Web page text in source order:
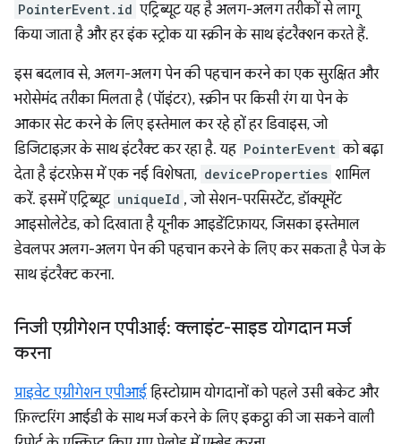
PointerEvent.id एट्रिब्यूट यह है अलग-अलग तरीकों से लागू
किया जाता है और हर इंक स्ट्रोक या स्क्रीन के साथ इंटरैक्शन करते हैं.
इस बदलाव से, अलग-अलग पेन की पहचान करने का एक सुरक्षित और
भरोसेमंद तरीका मिलता है (पॉइंटर), स्क्रीन पर किसी रंग या पेन के
आकार सेट करने के लिए इस्तेमाल कर रहे हों हर डिवाइस, जो
डिजिटाइज़र के साथ इंटरैक्ट कर रहा है. यह PointerEvent को बढ़ा
देता है इंटरफ़ेस में एक नई विशेषता, deviceProperties शामिल
करें. इसमें एट्रिब्यूट uniqueId , जो सेशन-परसिस्टेंट, डॉक्यूमेंट
आइसोलेटेड, को दिखाता है यूनीक आइडेंटिफ़ायर, जिसका इस्तेमाल
डेवलपर अलग-अलग पेन की पहचान करने के लिए कर सकता है पेज के
साथ इंटरैक्ट करना.
निजी एग्रीगेशन एपीआई: क्लाइंट-साइड योगदान मर्ज
करना
प्राइवेट एग्रीगेशन एपीआई हिस्टोग्राम योगदानों को पहले उसी बकेट और
फ़िल्टरिंग आईडी के साथ मर्ज करने के लिए इकट्ठा की जा सकने वाली